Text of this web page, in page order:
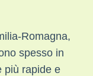
Romagna,
spesso in
più rapide e